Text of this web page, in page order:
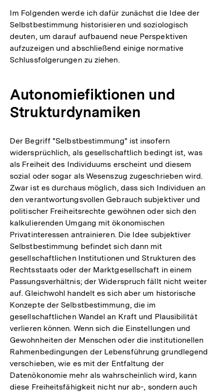
Im Folgenden werde ich dafür zunächst die Idee der
Selbstbestimmung historisieren und soziologisch
deuten, um darauf aufbauend neue Perspektiven
aufzuzeigen und abschließend einige normative
Schlussfolgerungen zu ziehen.
Autonomiefiktionen und
Strukturdynamiken
Der Begriff "Selbstbestimmung" ist insofern
widersprüchlich, als gesellschaftlich bedingt ist, was
als Freiheit des Individuums erscheint und diesem
sozial oder sogar als Wesenszug zugeschrieben wird.
Zwar ist es durchaus möglich, dass sich Individuen an
den verantwortungsvollen Gebrauch subjektiver und
politischer Freiheitsrechte gewöhnen oder sich den
kalkulierenden Umgang mit ökonomischen
Privatinteressen antrainieren. Die Idee subjektiver
Selbstbestimmung befindet sich dann mit
gesellschaftlichen Institutionen und Strukturen des
Rechtsstaats oder der Marktgesellschaft in einem
Passungsverhältnis; der Widerspruch fällt nicht weiter
auf. Gleichwohl handelt es sich aber um historische
Konzepte der Selbstbestimmung, die im
gesellschaftlichen Wandel an Kraft und Plausibilität
verlieren können. Wenn sich die Einstellungen und
Gewohnheiten der Menschen oder die institutionellen
Rahmenbedingungen der Lebensführung grundlegend
verschieben, wie es mit der Entfaltung der
Datenökonomie mehr als wahrscheinlich wird, kann
diese Freiheitsfähigkeit nicht nur ab-, sondern auch